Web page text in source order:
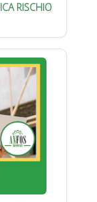
RISCHIO